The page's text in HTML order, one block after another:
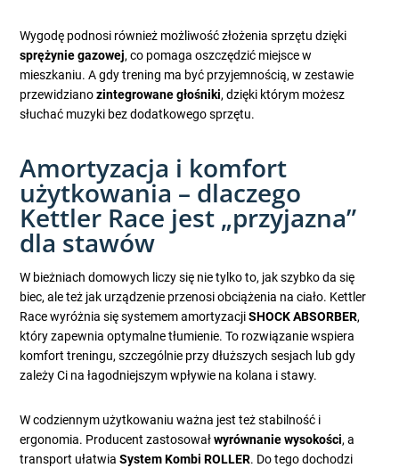
Wygodę podnosi również możliwość złożenia sprzętu dzięki
sprężynie gazowej, co pomaga oszczędzić miejsce w
mieszkaniu. A gdy trening ma być przyjemnością, w zestawie
przewidzianozintegrowane głośniki, dzięki którym możesz
słuchać muzyki bez dodatkowego sprzętu.
Amortyzacja i komfort
użytkowania – dlaczego
Kettler Race jest „przyjazna”
dla stawów
W bieżniach domowych liczy się nie tylko to, jak szybko da się
biec, ale też jak urządzenie przenosi obciążenia na ciało. Kettler
Race wyróżnia się systemem amortyzacjiSHOCK ABSORBER,
który zapewnia optymalne tłumienie. To rozwiązanie wspiera
komfort treningu, szczególnie przy dłuższych sesjach lub gdy
zależy Ci na łagodniejszym wpływie na kolana i stawy.
W codziennym użytkowaniu ważna jest też stabilność i
ergonomia. Producent zastosowałwyrównanie wysokości, a
transport ułatwiaSystem Kombi ROLLER. Do tego dochodzi